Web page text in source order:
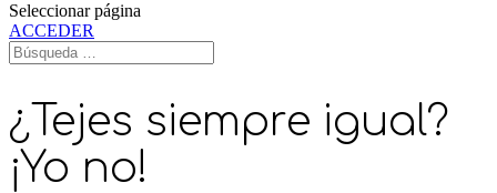
Seleccionar página
ACCEDER
¿Tejes siempre igual?
¡Yo no!